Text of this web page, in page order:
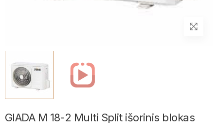
GIADA M 18-2 Multi Split išorinis blokas